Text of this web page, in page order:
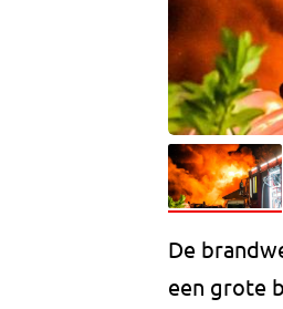
De
een grote